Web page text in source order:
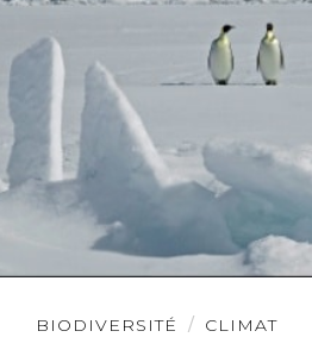
BIODIVERSITÉ CLIMAT
Lire